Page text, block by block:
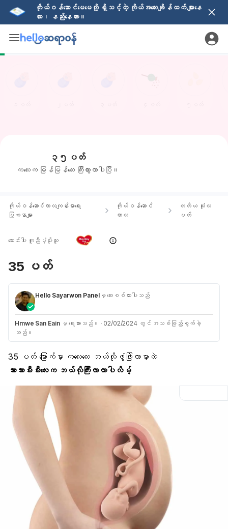
ကိုယ်ဝန်ဆောင်မေမေတို့ ရှိသင့်တဲ့ ကိုယ်အလေးချိန်ထက် များနေ
လား၊ နည်းနေလား။
၃၅ပတ်
ကလေးက မြန်မြန်လေး ကြီးထွားလာပါပြီ။
ကိုယ်ဝန်ဆောင်ကာလကျန်းမာရေး
ပြဿနာများ
ကိုယ်ဝန်ဆောင်
ကာလ
တတိယ သုံးလ
ပတ်
ဆောင်းပါး ကူညီပံ့ပိုးသူ
35 ပတ်
Hello Sayarwon Panelမှ ဆေးစစ်ထားပါသည်
Hmwe San Eainမှ ရေးသားသည်။ · 02/02/2024 တွင် အသစ်ဖြည့်စွက်ခဲ့
သည်။
35 ပတ် မြောက်မှာ ကလေးလေး ဘယ်လိုဖွံ့ဖြိုးလာမှာလဲ
သားသားမီးမီးလေးက ဘယ်လိုကြီးလာတာပါလိမ့်